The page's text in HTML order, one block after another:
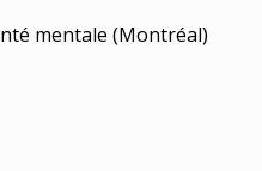
mentale (Montréal)